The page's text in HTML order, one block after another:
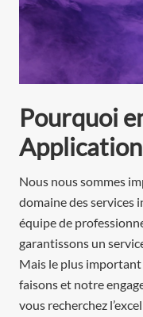
Pourquoi
Nous nous sommes
domaine des services
équipe de
garantissons un
Mais le plus
faisons et notre
vous recherchez